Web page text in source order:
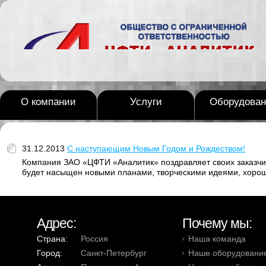
О компании Услуги
31.12.2013 С наступающим Новым Годом и Рождеством!
Компания ЗАО «ЦФТИ «Аналитик» поздравляет своих
будет насыщен новыми планами, творческими идеями,
Адрес:
Страна:
Россия
Город:
Санкт-Петербург
Почему мы:
Наша команда
Наше